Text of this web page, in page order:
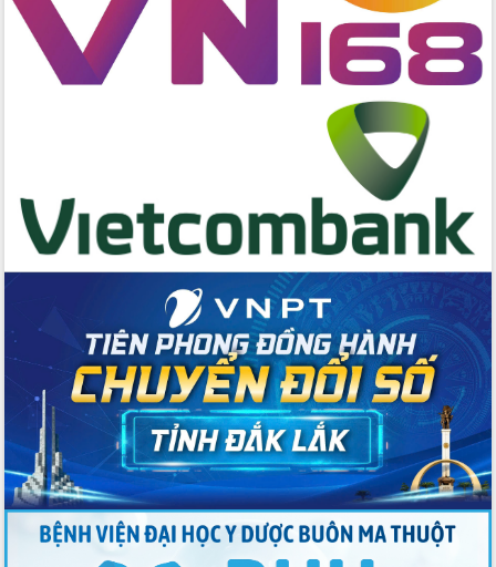
Đắk Lắk phát động hưởng ứng Ngày
Quyền của người tiêu dùng Việt Nam
2026
Đẩy mạnh cải cách hành chính, quyết
Phó Bí thư Tỉnh ủy Đắk Lắk Đỗ Hữu
Huy giữ chức Bí thư Đảng ủy Ủy Ban
Nhân dân tỉnh
Bệnh án điện tử thúc đẩy chuyển đổi
Chuyển đổi số thư viện: Mở rộng
không gian tri thức trong thời đại số
Đánh giá, rút kinh nghiệm công tác tổ
chức diễn tập trước ngày bầu cử
Chương trình “Gặp gỡ hữu nghị –
Friendship Meeting New Year 2026”
Bầu cử Quốc hội và HĐND: Cử tri Đắk
Lắk gửi gắm niềm tin, kỳ vọng vào lá
phiếu
Đắk Lắk sẵn sàng các điều kiện cho